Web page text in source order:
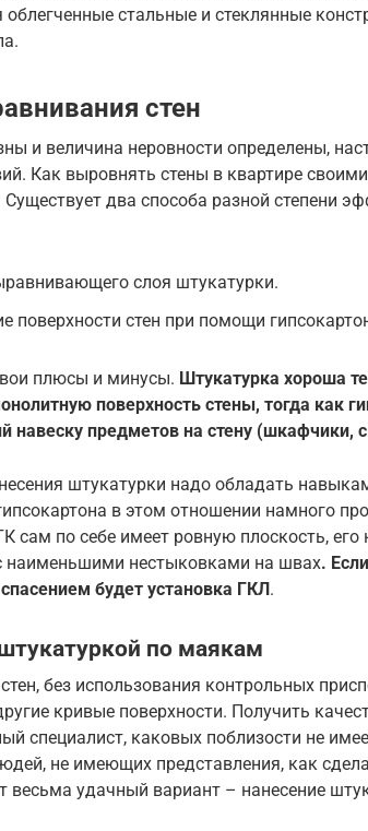
облегченные стальные и стеклянные
стен
и величина неровности определены,
Как выровнять стены в квартире
два способа разной степени
слоя штукатурки.
поверхности стен при помощи
плюсы и минусы. Штукатурка хороша
поверхность стены, тогда как
навеску предметов на стену (шкафчики,
штукатурки надо обладать
в этом отношении намного
сам по себе имеет ровную плоскость, его
наименьшими нестыковками на швах.
будет установка ГКЛ.
по маякам
без использования контрольных
кривые поверхности. Получить
специалист, каковых поблизости не
не имеющих представления, как
весьма удачный вариант – нанесение